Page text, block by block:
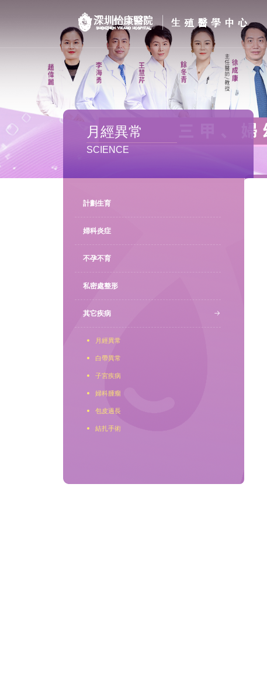
醫院簡介
私密處整形
專家團隊
月經異常
SCIENCE
計劃生育
婦科炎症
不孕不育
私密處整形
其它疾病
月經異常
白帶異常
子宮疾病
婦科腫瘤
包皮過長
結扎手術